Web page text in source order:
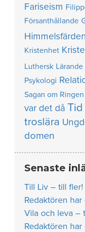
Fariseism
Försanthållande
Kristenhet
Luthersk Lärande
Psykologi
Sagan om Ringen
var det då Tid
troslära
domen
Senaste
Till Liv – till fler!
Redaktören
Vila och leva –
Redaktören